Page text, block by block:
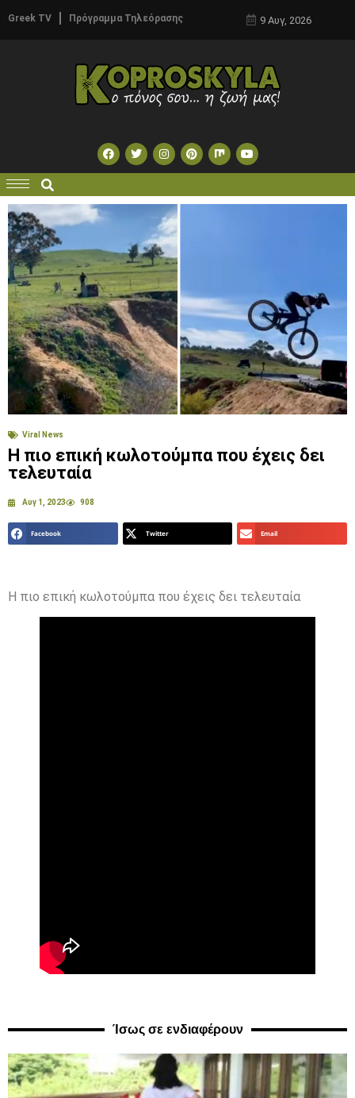
Greek TV Πρόγραμμα Τηλεόρασης 9 Αυγ, 2026
Viral News
Η πιο επική κωλοτούμπα που έχεις δει
τελευταία
Αυγ 1, 2023 908
Facebook Twitter Email
Η πιο επική κωλοτούμπα που έχεις δει τελευταία
Ίσως σε ενδιαφέρουν